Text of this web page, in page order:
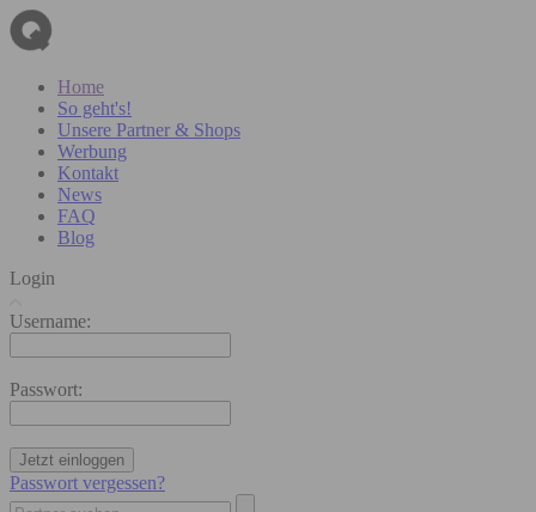
Home
So geht's!
Unsere Partner & Shops
Werbung
Kontakt
News
FAQ
Blog
Login
Username:
Passwort:
Jetzt einloggen
Passwort vergessen?